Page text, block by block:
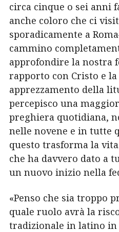
circa cinque o sei anni
anche coloro che ci
sporadicamente a
cammino
approfondire la nostra
rapporto con Cristo e
apprezzamento della
percepisco una
preghiera quotidiana,
nelle novene e in tutte
questo trasforma la
che ha davvero dato a
un nuovo inizio nella
«Penso che sia troppo
quale ruolo avrà la
tradizionale in latino in